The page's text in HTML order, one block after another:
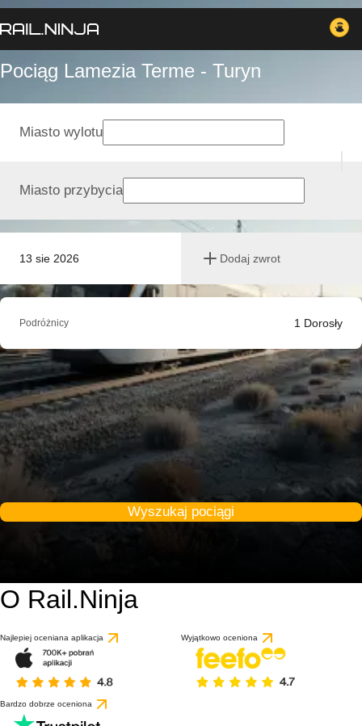
Pociąg Lamezia Terme - Turyn
13 sie 2026 Dodaj zwrot
Miasto wylotu
Miasto przybycia
Podróżnicy 1 Dorosły
Wyszukaj pociągi
O Rail.Ninja
Najlepiej oceniana aplikacja Wyjątkowo oceniona
Bardzo dobrze oceniona